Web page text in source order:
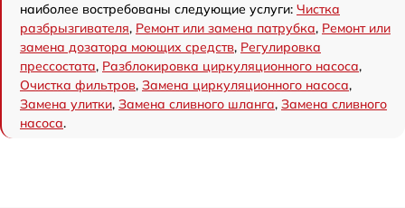
наиболее востребованы следующие услуги: Чистка
разбрызгивателя, Ремонт или замена патрубка, Ремонт или
замена дозатора моющих средств, Регулировка
прессостата, Разблокировка циркуляционного насоса,
Очистка фильтров, Замена циркуляционного насоса,
Замена улитки, Замена сливного шланга, Замена сливного
насоса.